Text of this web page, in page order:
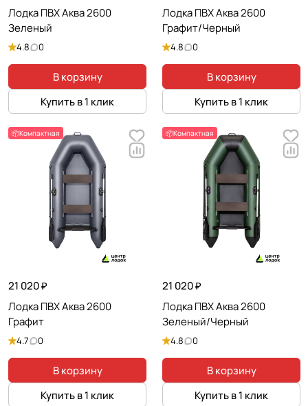
Лодка ПВХ Аква 2600
Зеленый
4.8 0
В корзину
Купить в 1 клик
Лодка ПВХ Аква 2600
Графит/Черный
4.8 0
В корзину
Купить в 1 клик
📦Компактная
21 020 ₽
Лодка ПВХ Аква 2600
Графит
4.7 0
В корзину
Купить в 1 клик
📦Компактная
21 020 ₽
Лодка ПВХ Аква 2600
Зеленый/Черный
4.8 0
В корзину
Купить в 1 клик